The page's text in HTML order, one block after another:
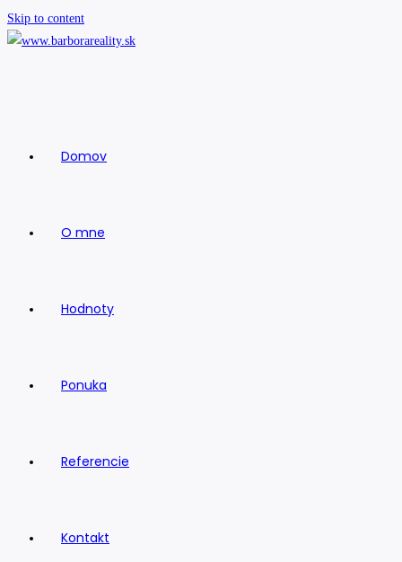
Skip to content
Domov
O mne
Hodnoty
Ponuka
Referencie
Kontakt